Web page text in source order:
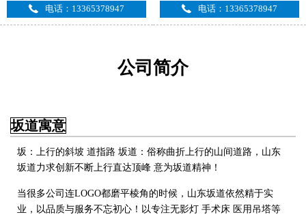
电话：13365378947 电话：13365378947
公司简介
坂道寓意
坂：上行的斜坡 道指路 坂道：俗称曲折上行的山间道路，山东
坂道力求创新不断上行直达顶峰 意为坂道精神！
当很多公司连LOGO都磨平棱角的时候，山东坂道依然精于实
业，以品质与服务不忘初心！以专注无影灯 手术床 医用吊塔等